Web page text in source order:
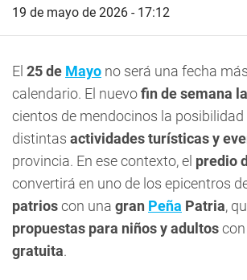
19 de mayo de 2026 - 17:12
El 25 de Mayo no será una fecha
calendario. El nuevofin de semana
cientos de mendocinos la
distintas actividades turísticas y
provincia. En ese contexto, el predio
convertirá en uno de los epicentros
patrioscon una gran Peña Patria,
propuestas para niños y adultoscon
gratuita.